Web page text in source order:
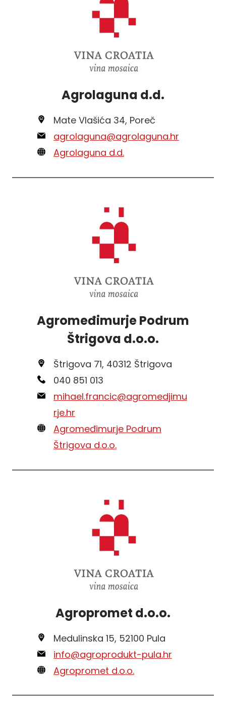
Agrolaguna d.d.
Mate Vlašića 34, Poreč
agrolaguna@agrolaguna.hr
Agrolaguna d.d.
Agromeđimurje Podrum
Štrigova d.o.o.
Štrigova 71, 40312 Štrigova
040 851 013
mihael.francic@agromedjimu
rje.hr
Agromeđimurje Podrum
Štrigova d.o.o.
Agropromet d.o.o.
Medulinska 15, 52100 Pula
info@agroprodukt-pula.hr
Agropromet d.o.o.